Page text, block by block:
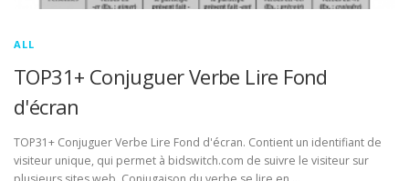
ALL
TOP31+ Conjuguer Verbe Lire Fond
d'écran
TOP31+ Conjuguer Verbe Lire Fond d'écran. Contient un identifiant de
visiteur unique, qui permet à bidswitch.com de suivre le visiteur sur